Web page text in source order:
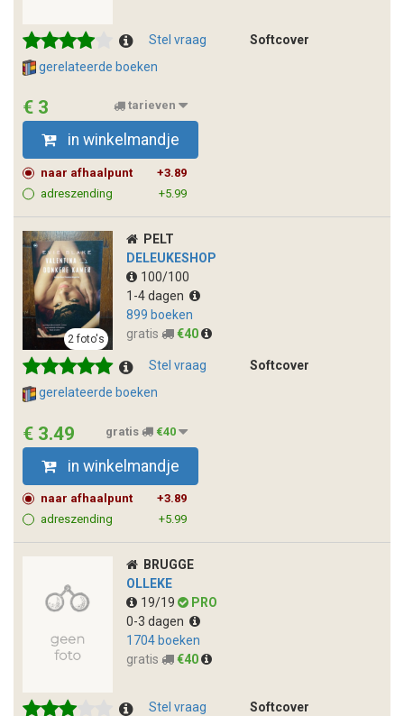
Stel vraag
Softcover
gerelateerde boeken
€ 3 tarieven
in winkelmandje
naar afhaalpunt
+3.89
adreszending
+5.99
PELT
DELEUKESHOP
100/100
1-4 dagen
899 boeken
gratis
€40
2 foto's
Stel vraag
Softcover
gerelateerde boeken
€ 3.49 gratis €40
in winkelmandje
naar afhaalpunt
+3.89
adreszending
+5.99
BRUGGE
OLLEKE
19/19
PRO
0-3 dagen
1704 boeken
gratis
€40
Stel vraag
Softcover